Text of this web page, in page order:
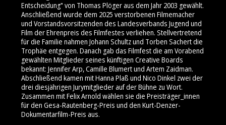
Entscheidung" von Thomas Plöger aus dem Jahr 2003 gewählt.
Anschließend wurde dem 2025 verstorbenen Filmemacher
und Vorstandsvorsitzenden des Landesverbands Jugend und
Film der Ehrenpreis des Filmfestes verliehen. Stellvertretend
für die Familie nahmen Johann Schultz und Torben Sachert die
Trophäe entgegen. Danach gab das Filmfest die am Vorabend
gewählten Mitglieder seines künftigen Creative Boards
bekannt: Jennifer Arp, Camille Blumert und Artem Zaidman.
Abschließend kamen mit Hanna Plaß und Nico Dinkel zwei der
drei diesjährigen Jurymitglieder auf der Bühne zu Wort.
Zusammen mit Felix Arnold wählen sie die Preisträger_innen
für den Gesa-Rautenberg-Preis und den Kurt-Denzer-
Dokumentarfilm-Preis aus.